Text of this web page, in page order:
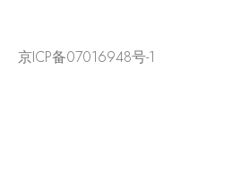
京ICP备07016948号-1